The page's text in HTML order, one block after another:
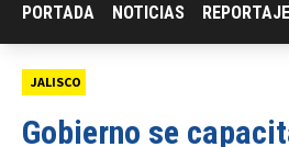
PORTADA NOTICIAS
JALISCO
Gobierno se